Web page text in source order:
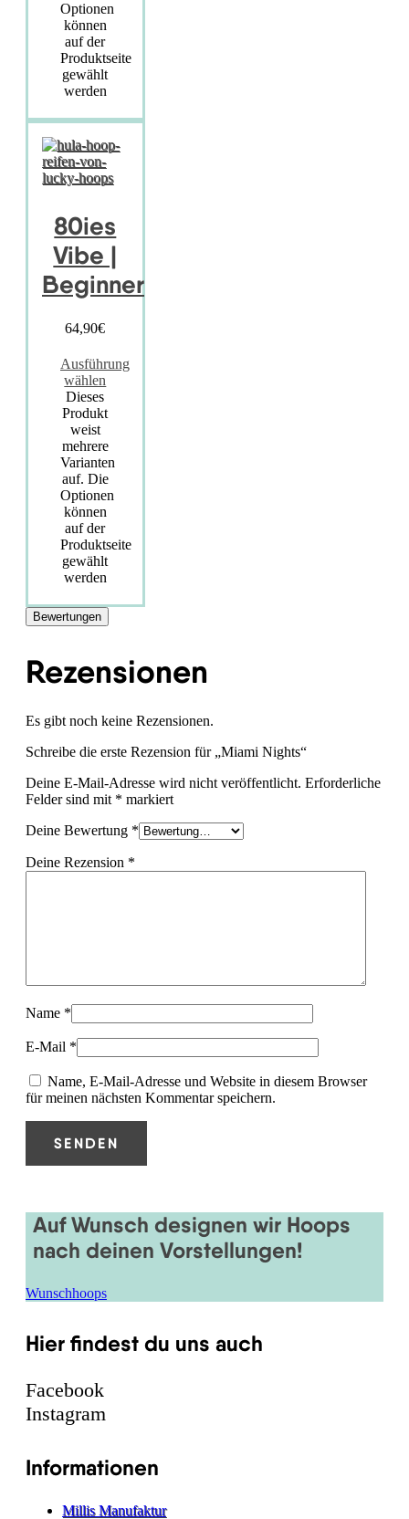
Optionen
können
auf der
Produktseite
gewählt
werden
80ies
Vibe |
Beginner
64,90€
Ausführung
wählen
Dieses
Produkt
weist
mehrere
Varianten
auf. Die
Optionen
können
auf der
Produktseite
gewählt
werden
Bewertungen
Rezensionen
Es gibt noch keine Rezensionen.
Schreibe die erste Rezension für „Miami Nights“
Deine E-Mail-Adresse wird nicht veröffentlicht. Erforderliche
Felder sind mit * markiert
Deine Bewertung *
Deine Rezension *
Name *
E-Mail *
Name, E-Mail-Adresse und Website in diesem Browser
für meinen nächsten Kommentar speichern.
Auf Wunsch designen wir Hoops
nach deinen Vorstellungen!
Wunschhoops
Hier findest du uns auch
Facebook
Instagram
Informationen
Millis Manufaktur